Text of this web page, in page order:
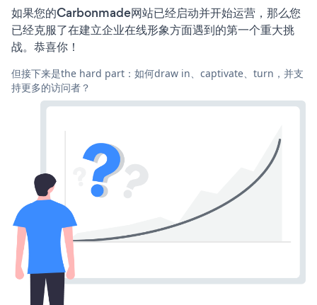
如果您的Carbonmade网站已经启动并开始运营，那么您
已经克服了在建立企业在线形象方面遇到的第一个重大挑
战。恭喜你！
但接下来是the hard part：如何draw in、captivate、turn，并支
持更多的访问者？